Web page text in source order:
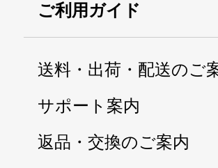
ご利用ガイド
送料・出荷・配送のご
サポート案内
返品・交換のご案内